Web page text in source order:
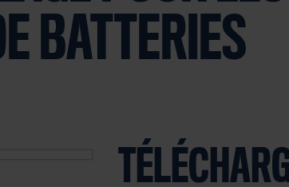
BATTERIES